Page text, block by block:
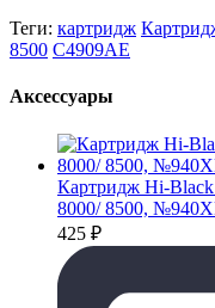
Теги: картридж
8500 C4909AE
Аксессуары
Картридж Hi-
8000/ 8500,
425 ₽